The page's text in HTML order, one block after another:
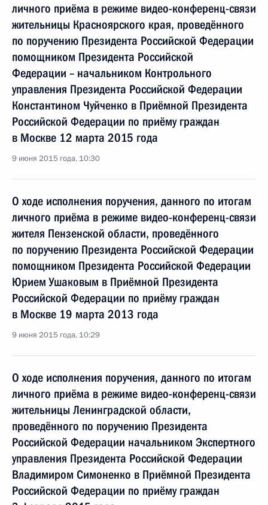
личного приёма в режиме видео-конференц-связи
жительницы Красноярского края, проведённого
по поручению Президента Российской Федерации
помощником Президента Российской
Федерации – начальником Контрольного
управления Президента Российской Федерации
Константином Чуйченко в Приёмной Президента
Российской Федерации по приёму граждан
в Москве 12 марта 2015 года
9 июня 2015 года, 10:30
О ходе исполнения поручения, данного по итогам
личного приёма в режиме видео-конференц-связи
жителя Пензенской области, проведённого
по поручению Президента Российской Федерации
помощником Президента Российской Федерации
Юрием Ушаковым в Приёмной Президента
Российской Федерации по приёму граждан
в Москве 19 марта 2013 года
9 июня 2015 года, 10:29
О ходе исполнения поручения, данного по итогам
личного приёма в режиме видео-конференц-связи
жительницы Ленинградской области,
проведённого по поручению Президента
Российской Федерации начальником Экспертного
управления Президента Российской Федерации
Владимиром Симоненко в Приёмной Президента
Российской Федерации по приёму граждан